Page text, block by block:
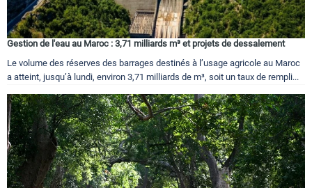
Gestion de l'eau au Maroc : 3,71 milliards m³ et projets de dessalement
Le volume des réserves des barrages destinés à l’usage agricole au Maroc
a atteint, jusqu’à lundi, environ 3,71 milliards de m³, soit un taux de rempli...